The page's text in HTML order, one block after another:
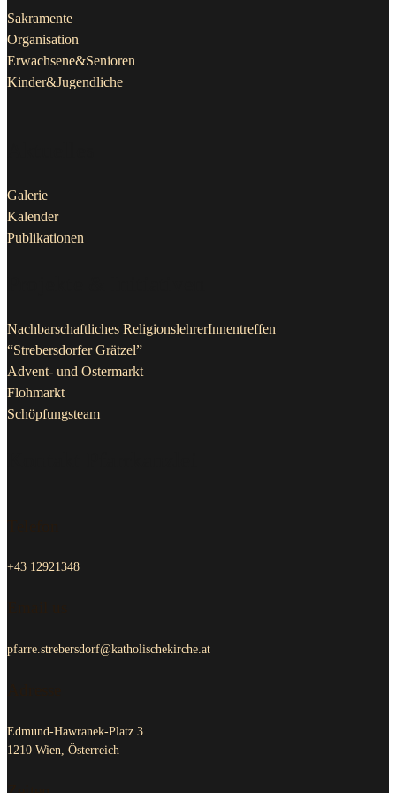
Sakramente
Organisation
Erwachsene&Senioren
Kinder&Jugendliche
Galerie
Kalender
Publikationen
Nachbarschaftliches ReligionslehrerInnentreffen
“Strebersdorfer Grätzel”
Advent- und Ostermarkt
Flohmarkt
Schöpfungsteam
+43 12921348
pfarre.strebersdorf@katholischekirche.at
Edmund-Hawranek-Platz 3
1210 Wien, Österreich